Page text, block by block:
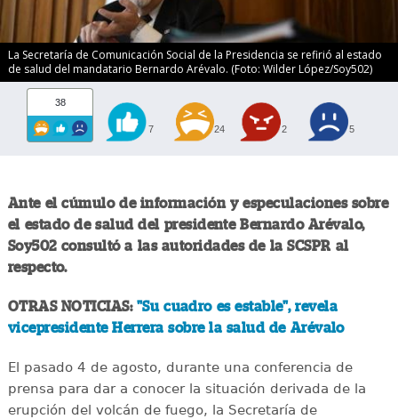
La Secretaría de Comunicación Social de la Presidencia se refirió al estado
de salud del mandatario Bernardo Arévalo. (Foto: Wilder López/Soy502)
38
7 24 2 5
Ante el cúmulo de información y especulaciones sobre
el estado de salud del presidente Bernardo Arévalo,
Soy502 consultó a las autoridades de la SCSPR al
respecto.
OTRAS NOTICIAS: "Su cuadro es estable", revela
vicepresidente Herrera sobre la salud de Arévalo
El pasado 4 de agosto, durante una conferencia de
prensa para dar a conocer la situación derivada de la
erupción del volcán de fuego, la Secretaría de